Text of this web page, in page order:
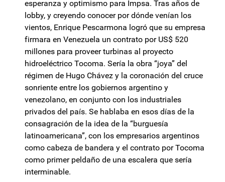
esperanza y optimismo para Impsa. Tras años de
lobby, y creyendo conocer por dónde venían los
vientos, Enrique Pescarmona logró que su empresa
firmara en Venezuela un contrato por US$ 520
millones para proveer turbinas al proyecto
hidroeléctrico Tocoma. Sería la obra “joya” del
régimen de Hugo Chávez y la coronación del cruce
sonriente entre los gobiernos argentino y
venezolano, en conjunto con los industriales
privados del país. Se hablaba en esos días de la
consagración de la idea de la “burguesía
latinoamericana”, con los empresarios argentinos
como cabeza de bandera y el contrato por Tocoma
como primer peldaño de una escalera que sería
interminable.